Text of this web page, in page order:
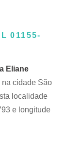
01155-
Eliane
na cidade São
localidade
e longitude